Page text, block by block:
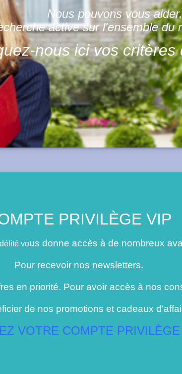
Nous pouvons vous
active sur l'ensemble du
nous ici vos critères
PRIVILÈGE VIP
vous donne accès à de nombreux
Pour recevoir nos newsletters.
en priorité. Pour avoir accès à nos
de nos promotions et cadeaux
VOTRE COMPTE PRIVILÈGE